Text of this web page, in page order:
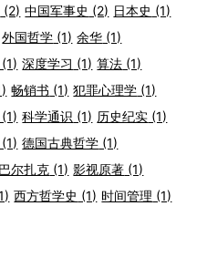
(2) 中国军事史 (2) 日本史 (1)
外国哲学 (1) 余华 (1)
(1) 深度学习 (1) 算法 (1)
畅销书 (1) 犯罪心理学 (1)
(1) 科学通识 (1) 历史纪实 (1)
(1) 德国古典哲学 (1)
巴尔扎克 (1) 影视原著 (1)
西方哲学史 (1) 时间管理 (1)